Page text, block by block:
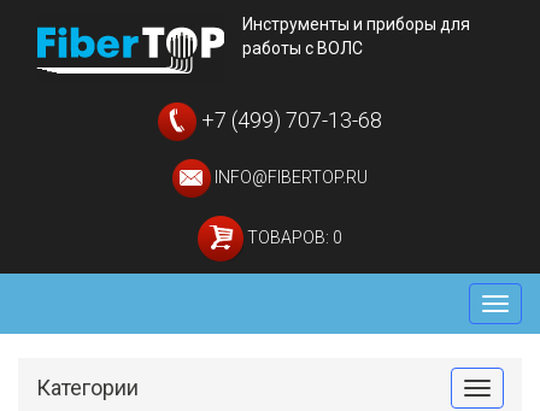
Инструменты и приборы для
работы с ВОЛС
+7 (499) 707-13-68
INFO@FIBERTOP.RU
ТОВАРОВ: 0
Меню
Toggle
Категории